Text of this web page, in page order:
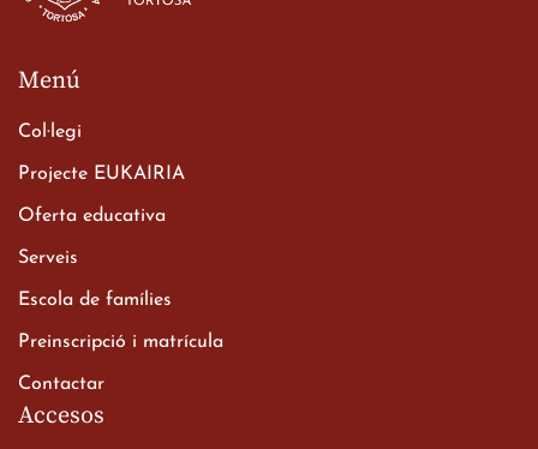
Xerrada del Sr. Bisbe als
Batxillerat
Menú
Col·legi
Projecte EUKAIRIA
Oferta educativa
Serveis
Escola de famílies
Preinscripció i matrícula
Contactar
Accesos